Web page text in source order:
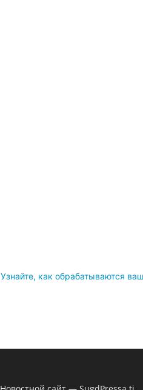
Узнайте, как обрабатываются